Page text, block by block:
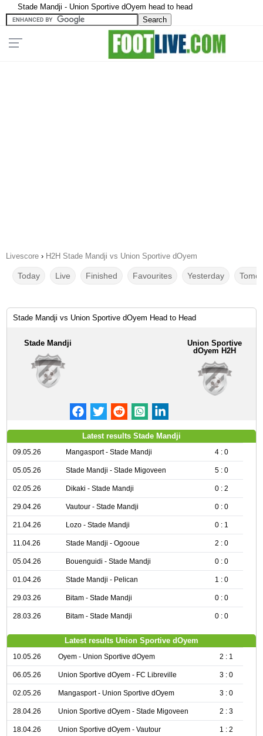
Stade Mandji - Union Sportive dOyem head to head
Livescore › H2H Stade Mandji vs Union Sportive dOyem
Today Live Finished Favourites Yesterday
Stade Mandji vs Union Sportive dOyem Head to Head
Stade Mandji
Union Sportive
dOyem H2H
Latest results Stade Mandji
09.05.26 Mangasport - Stade Mandji 4 : 0
05.05.26 Stade Mandji - Stade Migoveen 5 : 0
02.05.26 Dikaki - Stade Mandji 0 : 2
29.04.26 Vautour - Stade Mandji 0 : 0
21.04.26 Lozo - Stade Mandji 0 : 1
11.04.26 Stade Mandji - Ogooue 2 : 0
05.04.26 Bouenguidi - Stade Mandji 0 : 0
01.04.26 Stade Mandji - Pelican 1 : 0
29.03.26 Bitam - Stade Mandji 0 : 0
28.03.26 Bitam - Stade Mandji 0 : 0
Latest results Union Sportive dOyem
10.05.26 Oyem - Union Sportive dOyem 2 : 1
06.05.26 Union Sportive dOyem - FC Libreville 3 : 0
02.05.26 Mangasport - Union Sportive dOyem 3 : 0
28.04.26 Union Sportive dOyem - Stade Migoveen 2 : 3
18.04.26 Union Sportive dOyem - Vautour 1 : 2